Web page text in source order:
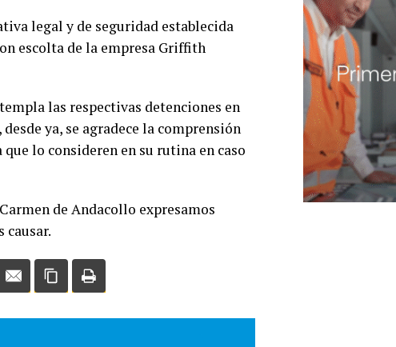
legal y de seguridad establecida
escolta de la empresa Griffith
las respectivas detenciones en
ya, se agradece la comprensión
lo consideren en su rutina en caso
de Andacollo expresamos
causar.